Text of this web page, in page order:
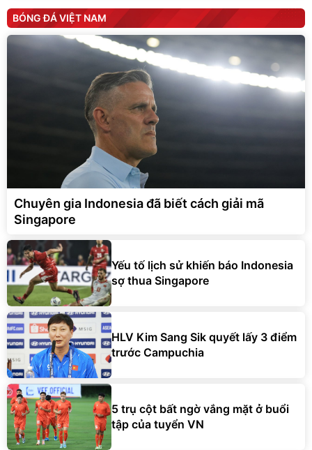
BÓNG ĐÁ VIỆT NAM
Chuyên gia Indonesia đã biết cách giải mã
Singapore
Yếu tố lịch sử khiến báo Indonesia
sợ thua Singapore
HLV Kim Sang Sik quyết lấy 3 điểm
trước Campuchia
5 trụ cột bất ngờ vắng mặt ở buổi
tập của tuyển VN